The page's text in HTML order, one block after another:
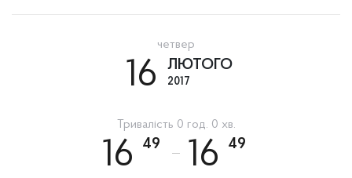
четвер
16 ЛЮТОГО
2017
Тривалість 0 год. 0 хв.
16 49 16 49